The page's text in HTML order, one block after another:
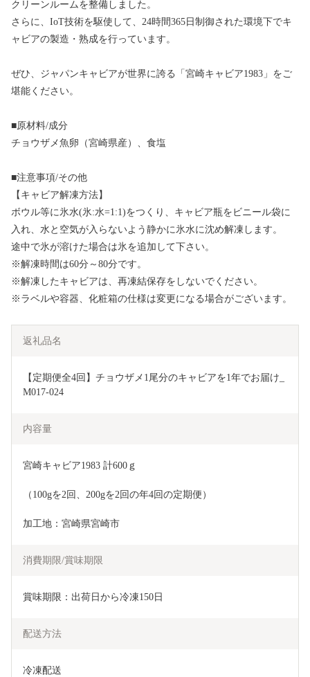
クリーンルームを整備しました。
さらに、IoT技術を駆使して、24時間365日制御された環境下でキ
ャビアの製造・熟成を行っています。
ぜひ、ジャパンキャビアが世界に誇る「宮崎キャビア1983」をご
堪能ください。
■原材料/成分
チョウザメ魚卵（宮崎県産）、食塩
■注意事項/その他
【キャビア解凍方法】
ボウル等に氷水(氷:水=1:1)をつくり、キャビア瓶をビニール袋に
入れ、水と空気が入らないよう静かに氷水に沈め解凍します。
途中で氷が溶けた場合は氷を追加して下さい。
※解凍時間は60分～80分です。
※解凍したキャビアは、再凍結保存をしないでください。
※ラベルや容器、化粧箱の仕様は変更になる場合がございます。
返礼品名
【定期便全4回】チョウザメ1尾分のキャビアを1年でお届け_
M017-024
内容量
宮崎キャビア1983 計600ｇ
（100gを2回、200gを2回の年4回の定期便）
加工地：宮崎県宮崎市
消費期限/賞味期限
賞味期限：出荷日から冷凍150日
配送方法
冷凍配送